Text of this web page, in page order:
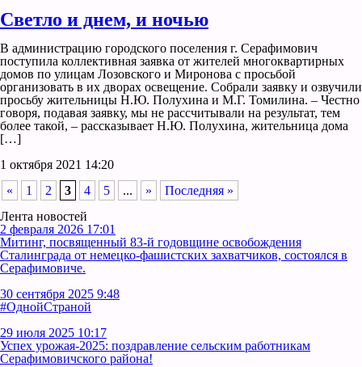
Светло и днем, и ночью
В администрацию городского поселения г. Серафимович
поступила коллективная заявка от жителей многоквартирных
домов по улицам Лозовского и Миронова с просьбой
организовать в их дворах освещение. Собрали заявку и озвучили
просьбу жительницы Н.Ю. Полухина и М.Г. Томилина. – Честно
говоря, подавая заявку, мы не рассчитывали на результат, тем
более такой, – рассказывает Н.Ю. Полухина, жительница дома
[…]
1 октября 2021 14:20
«
1 2 3 4 5 ... »
Последняя »
Лента новостей
2 февраля 2026 17:01
Митинг, посвященный 83-й годовщине освобождения
Сталинграда от немецко-фашистских захватчиков, состоялся в
Серафимовиче.
30 сентября 2025 9:48
#ОднойСтраной
29 июля 2025 10:17
Успех урожая-2025: поздравление сельским работникам
Серафимовичского района!